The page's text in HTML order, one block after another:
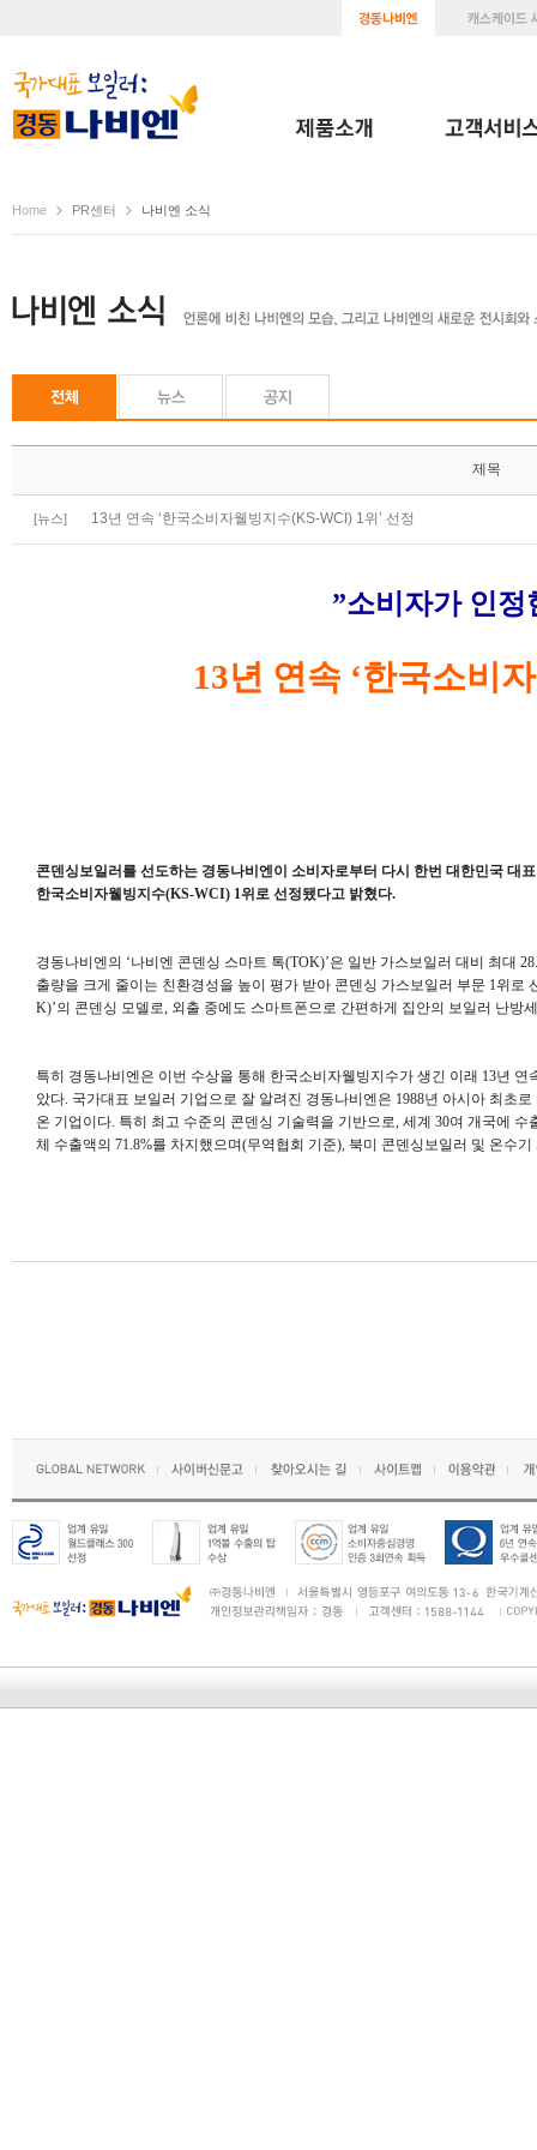
Home PR센터 나비엔 소식
제목
[뉴스] 13년 연속 ‘한국소비자웰빙지수(KS-WCI) 1위’ 선정
”소비자가 인
13년 연속 ‘한국소비
콘덴싱보일러를 선도하는 경동나비엔이 소비자로부터 다시 한번 대한민국 대
한국소비자웰빙지수(KS-WCI) 1위로 선정됐다고 밝혔다.
경동나비엔의 ‘나비엔 콘덴싱 스마트 톡(TOK)’은 일반 가스보일러 대비 최대
출량을 크게 줄이는 친환경성을 높이 평가 받아 콘덴싱 가스보일러 부문 1위
K)’의 콘덴싱 모델로, 외출 중에도 스마트폰으로 간편하게 집안의 보일러 난
특히 경동나비엔은 이번 수상을 통해 한국소비자웰빙지수가 생긴 이래 13년
았다. 국가대표 보일러 기업으로 잘 알려진 경동나비엔은 1988년 아시아 최초
온 기업이다. 특히 최고 수준의 콘덴싱 기술력을 기반으로, 세계 30여 개국에
체 수출액의 71.8%를 차지했으며(무역협회 기준), 북미 콘덴싱보일러 및 온수